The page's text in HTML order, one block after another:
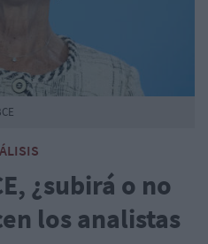
¿subirá o no
los analistas